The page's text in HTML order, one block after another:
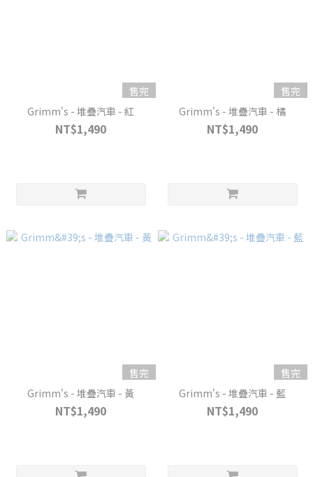
售完
Grimm's - 堆疊汽車 - 紅
NT$1,490
售完
Grimm's - 堆疊汽車 - 橘
NT$1,490
售完
Grimm's - 堆疊汽車 - 黃
NT$1,490
售完
Grimm's - 堆疊汽車 - 藍
NT$1,490